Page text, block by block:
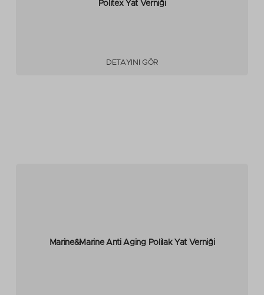
Politex Yat Verniği
DETAYINI GÖR
Marine&Marine Anti Aging Polilak Yat Verniği